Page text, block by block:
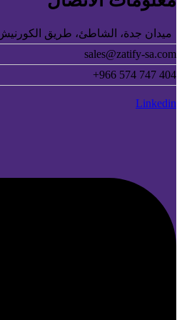
ميدان جدة، الشاطئ، طريق
sales@zatify-sa.com
+966 574 747 404
Linkedin